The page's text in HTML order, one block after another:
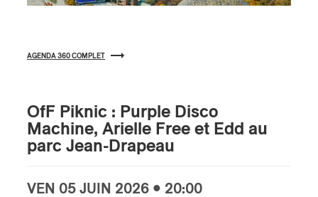
AGENDA 360 COMPLET
OfF Piknic : Purple Disco
Machine, Arielle Free et Edd au
parc Jean-Drapeau
VEN 05 JUIN 2026 • 20:00